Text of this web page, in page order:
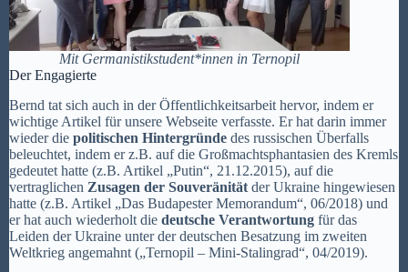
Mit Germanistikstudent*innen in Ternopil
Der Engagierte
Bernd tat sich auch in der Öffentlichkeitsarbeit hervor, indem er
wichtige Artikel für unsere Webseite verfasste. Er hat darin immer
wieder die politischen Hintergründe des russischen Überfalls
beleuchtet, indem er z.B. auf die Großmachtsphantasien des Kremls
gedeutet hatte (z.B. Artikel „Putin“, 21.12.2015), auf die
vertraglichen Zusagen der Souveränität der Ukraine hingewiesen
hatte (z.B. Artikel „Das Budapester Memorandum“, 06/2018) und
er hat auch wiederholt die deutsche Verantwortung für das
Leiden der Ukraine unter der deutschen Besatzung im zweiten
Weltkrieg angemahnt („Ternopil – Mini-Stalingrad“, 04/2019).